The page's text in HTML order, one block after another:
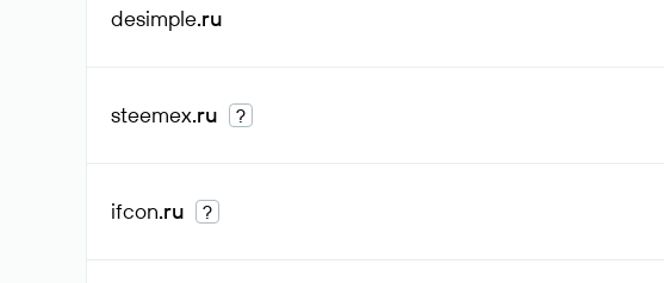
desimple.ru
steemex.ru ?
ifcon.ru ?